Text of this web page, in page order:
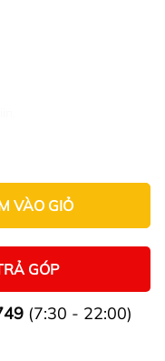
VÀO GIỎ
GÓP
(7:30 - 22:00)